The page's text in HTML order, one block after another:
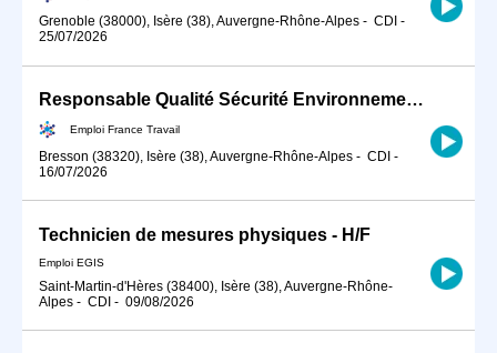
Grenoble (38000), Isère (38), Auvergne-Rhône-Alpes - CDI -
25/07/2026
Responsable Qualité Sécurité Environnement -QSE- en industrie (H/F)
Emploi France Travail
Bresson (38320), Isère (38), Auvergne-Rhône-Alpes - CDI -
16/07/2026
Technicien de mesures physiques - H/F
Emploi EGIS
Saint-Martin-d'Hères (38400), Isère (38), Auvergne-Rhône-
Alpes - CDI - 09/08/2026